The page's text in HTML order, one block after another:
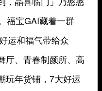
福宝GAI藏着一群
运和福气带给众
厅、青春制颜所、高
玩年货铺，7大好运